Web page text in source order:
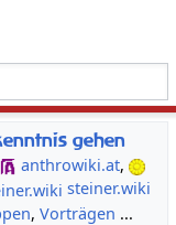
gehen
anthrowiki.at,
steiner.wiki
, Vorträgen ...